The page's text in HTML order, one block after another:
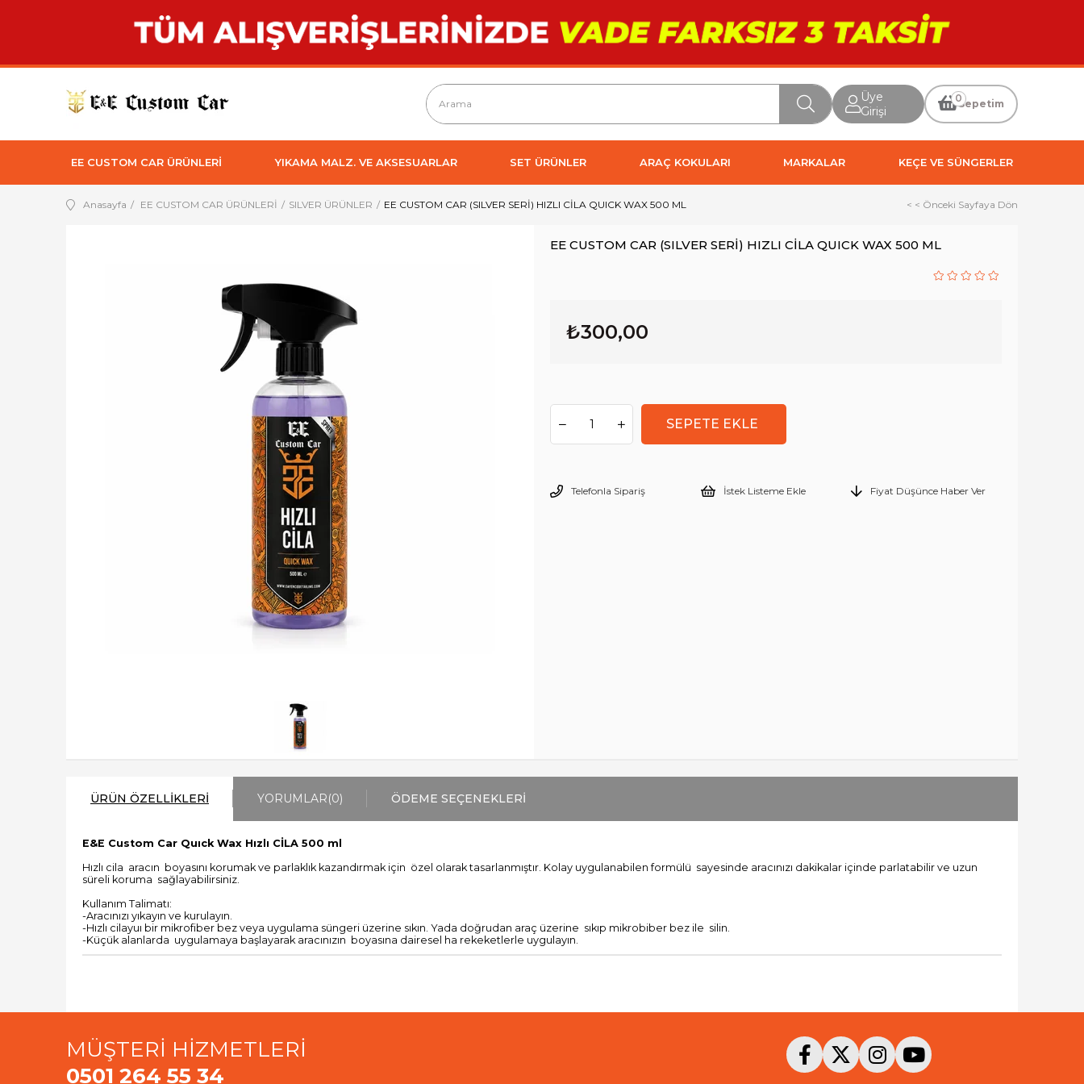
Üye
Girişi
Sepetim
0
EE CUSTOM CAR ÜRÜNLERİ YIKAMA MALZ. VE AKSESUARLAR SET ÜRÜNLER ARAÇ KOKULARI MARKALAR KEÇE VE SÜNGERLER
Anasayfa EE CUSTOM CAR ÜRÜNLERİ SILVER ÜRÜNLER EE CUSTOM CAR (SILVER SERİ) HIZLI CİLA QUICK WAX 500 ML < < Önceki Sayfaya Dön
EE CUSTOM CAR (SILVER SERİ) HIZLI CİLA QUICK WAX 500 ML
₺300,00
Telefonla Sipariş İstek Listeme Ekle Fiyat Düşünce Haber Ver
ÜRÜN ÖZELLIKLERI YORUMLAR(0) ÖDEME SEÇENEKLERI
E&E Custom Car Quıck Wax Hızlı CİLA 500 ml
Hızlı cila aracın boyasını korumak ve parlaklık kazandırmak için özel olarak tasarlanmıştır. Kolay uygulanabilen formülü sayesinde aracınızı dakikalar içinde parlatabilir ve uzun
süreli koruma sağlayabilirsiniz.
Kullanım Talimatı:
-Aracınızı yıkayın ve kurulayın.
-Hızlı cilayuı bir mikrofiber bez veya uygulama süngeri üzerine sıkın. Yada doğrudan araç üzerine sıkıp mikrobiber bez ile silin.
-Küçük alanlarda uygulamaya başlayarak aracınızın boyasına dairesel ha rekeketlerle uygulayın.
MÜŞTERİ HİZMETLERİ
0501 264 55 34